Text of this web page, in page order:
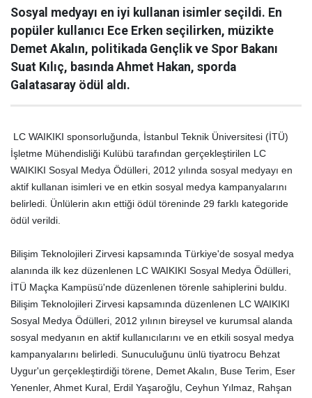
Sosyal medyayı en iyi kullanan isimler seçildi. En
popüler kullanıcı Ece Erken seçilirken, müzikte
Demet Akalın, politikada Gençlik ve Spor Bakanı
Suat Kılıç, basında Ahmet Hakan, sporda
Galatasaray ödül aldı.
LC WAIKIKI sponsorluğunda, İstanbul Teknik Üniversitesi (İTÜ)
İşletme Mühendisliği Kulübü tarafından gerçekleştirilen LC
WAIKIKI Sosyal Medya Ödülleri, 2012 yılında sosyal medyayı en
aktif kullanan isimleri ve en etkin sosyal medya kampanyalarını
belirledi. Ünlülerin akın ettiği ödül töreninde 29 farklı kategoride
ödül verildi.
Bilişim Teknolojileri Zirvesi kapsamında Türkiye'de sosyal medya
alanında ilk kez düzenlenen LC WAIKIKI Sosyal Medya Ödülleri,
İTÜ Maçka Kampüsü'nde düzenlenen törenle sahiplerini buldu.
Bilişim Teknolojileri Zirvesi kapsamında düzenlenen LC WAIKIKI
Sosyal Medya Ödülleri, 2012 yılının bireysel ve kurumsal alanda
sosyal medyanın en aktif kullanıcılarını ve en etkili sosyal medya
kampanyalarını belirledi. Sunuculuğunu ünlü tiyatrocu Behzat
Uygur'un gerçekleştirdiği törene, Demet Akalın, Buse Terim, Eser
Yenenler, Ahmet Kural, Erdil Yaşaroğlu, Ceyhun Yılmaz, Rahşan